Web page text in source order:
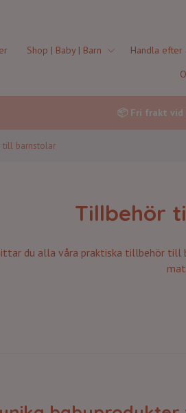
Shop | Baby | Barn Handla efter
📦 Fri frakt vid
till barnstolar
Tillbehör
du alla våra praktiska tillbehör